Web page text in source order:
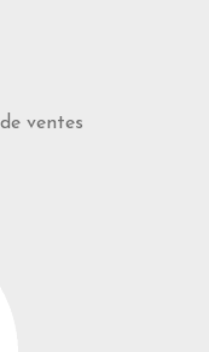
ventes